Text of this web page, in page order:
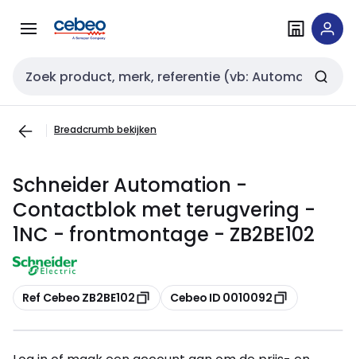
naar
naar
Zoekveld invoer
Breadcrumb bekijken
Schneider Automation -
Contactblok met terugvering -
1NC - frontmontage - ZB2BE102
Kopiëren
Ref Cebeo ZB2BE102 Kopiëren
Cebeo ID 0010092